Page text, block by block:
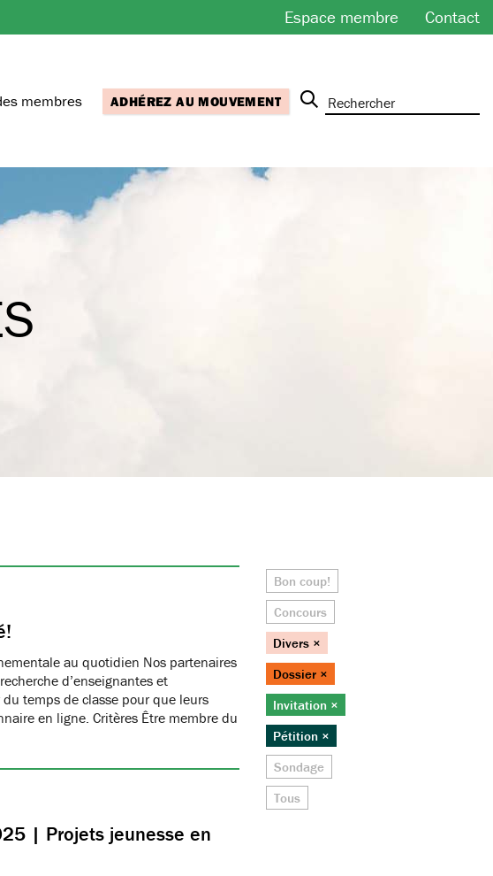
Espace membre Contact
membres ADHÉREZ AU MOUVEMENT
au quotidien Nos partenaires
d’enseignantes et
temps de classe pour que leurs
en ligne. Critères Être membre du
| Projets jeunesse en
Bon coup!
Concours
Divers ×
Dossier ×
Invitation ×
Pétition ×
Sondage
Tous